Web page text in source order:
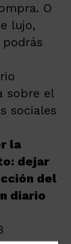
O
lujo,
sobre el
sociales
la
dejar
del
diario